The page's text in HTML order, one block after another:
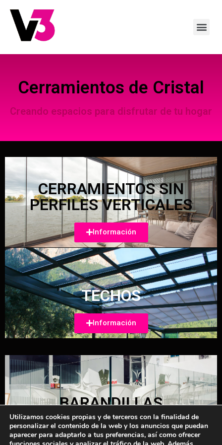
Cerramientos de Cristal
Creando espacios para disfrutar de tu hogar
CERRAMIENTOS SIN
PERFILES VERTICALES
Información
TECHOS
Información
BARANDILLAS
Información
Utilizamos cookies propias y de terceros con la finalidad de
personalizar el contenido de la web y los anuncios que puedan
aparecer para adaptarlo a tus preferencias, así como ofrecer